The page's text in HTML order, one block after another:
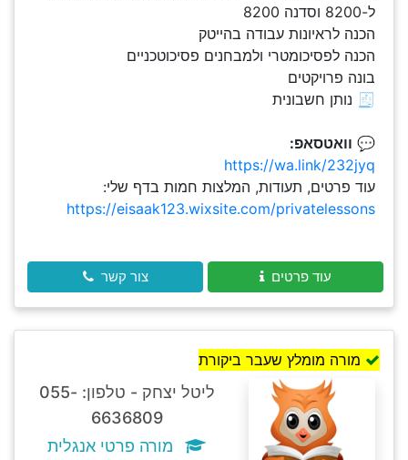
ל-8200 וסדנה 8200
הכנה לראיונות עבודה בהייטק
הכנה לפסיכומטרי ולמבחנים פסיכוטכניים
בונה פרויקטים
🧾 נותן חשבונית
💬 וואטסאפ:
https://wa.link/232jyq
עוד פרטים, תעודות, המלצות חמות בדף שלי:
https://eisaak123.wixsite.com/privatelessons
עוד פרטים צור קשר
מורה מומלץ שעבר ביקורת
ליטל יצחק - טלפון: 055-
6636809
מורה פרטי אנגלית